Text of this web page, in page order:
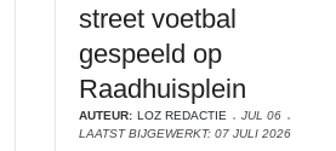
street voetbal
gespeeld op
Raadhuisplein
AUTEUR: LOZ REDACTIE
JUL 06
LAATST BIJGEWERKT: 07 JULI 2026